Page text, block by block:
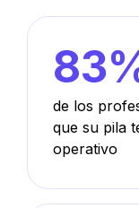
de los
que su pila
operativo